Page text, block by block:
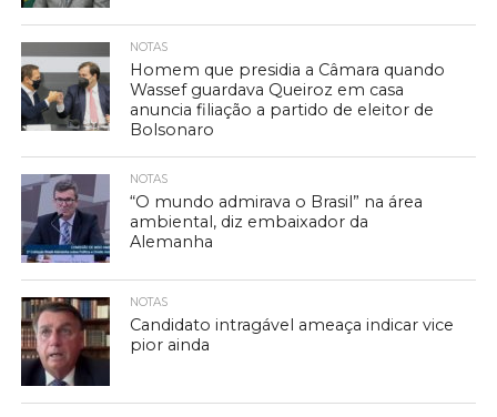
NOTAS
Homem que presidia a Câmara quando
Wassef guardava Queiroz em casa
anuncia filiação a partido de eleitor de
Bolsonaro
NOTAS
“O mundo admirava o Brasil” na área
ambiental, diz embaixador da
Alemanha
NOTAS
Candidato intragável ameaça indicar vice
pior ainda